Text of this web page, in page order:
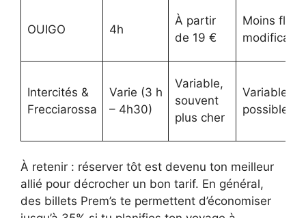
OUIGO 4h
À partir
de 19 €
Moins
Intercités &
Frecciarossa
Varie (3 h
– 4h30)
Variable,
souvent
plus cher
Variable,
possible
À retenir : réserver tôt est devenu ton meilleur
allié pour décrocher un bon tarif. En général,
des billets Prem’s te permettent d’économiser